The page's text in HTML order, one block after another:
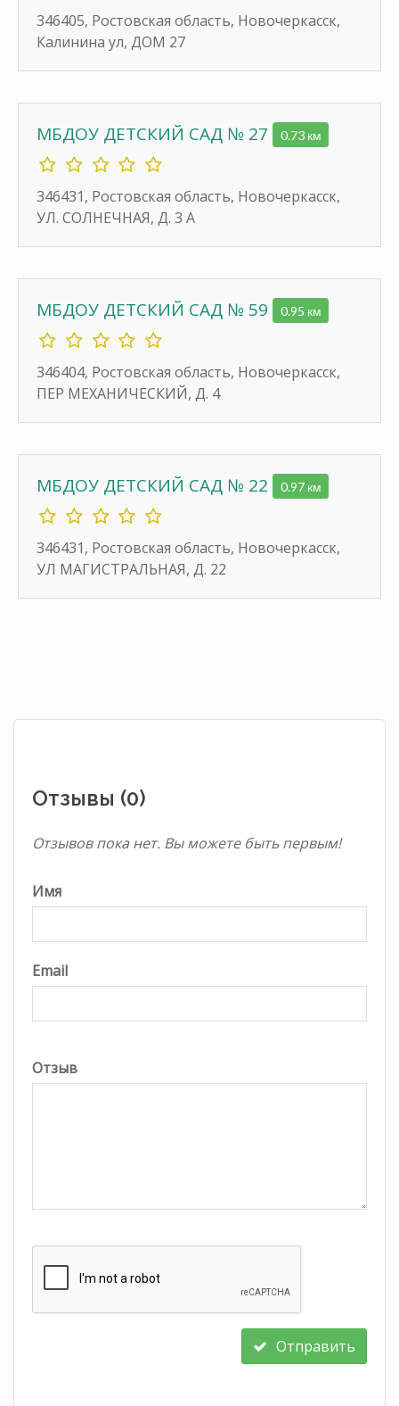
346405, Ростовская область, Новочеркасск,
Калинина ул, ДОМ 27
МБДОУ ДЕТСКИЙ САД № 27 0.73 км
346431, Ростовская область, Новочеркасск,
УЛ. СОЛНЕЧНАЯ, Д. 3 А
МБДОУ ДЕТСКИЙ САД № 59 0.95 км
346404, Ростовская область, Новочеркасск,
ПЕР МЕХАНИЧЕСКИЙ, Д. 4
МБДОУ ДЕТСКИЙ САД № 22 0.97 км
346431, Ростовская область, Новочеркасск,
УЛ МАГИСТРАЛЬНАЯ, Д. 22
Отзывы (0)
Отзывов пока нет. Вы можете быть первым!
Имя
Email
Отзыв
Отправить